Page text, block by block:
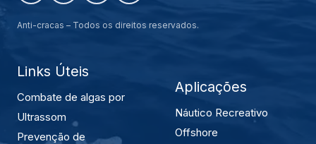
Anti-cracas – Todos os direitos reservados.
Links Úteis
Combate de algas por
Ultrassom
Prevenção de
Aplicações
Náutico Recreativo
Offshore